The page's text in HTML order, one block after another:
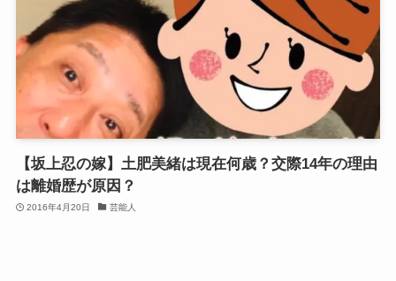
【坂上忍の嫁】土肥美緒は現在何歳？交際14年の理由
は離婚歴が原因？
2016年4月20日 芸能人